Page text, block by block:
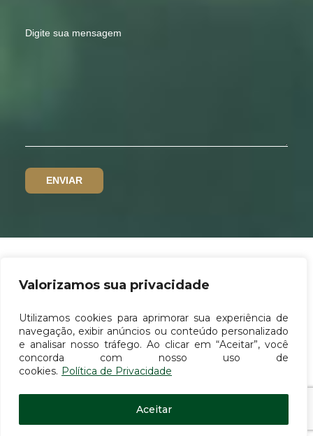
Valorizamos sua privacidade
Utilizamos cookies para aprimorar sua experiência de
navegação, exibir anúncios ou conteúdo personalizado
e analisar nosso tráfego. Ao clicar em “Aceitar”, você
concorda com nosso uso de
cookies. Política de Privacidade
Aceitar
Política de privacidade
Canal de denúncias
Termos de uso
reservados.